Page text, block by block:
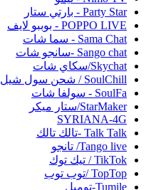
Party Star - بارتي ستار
POPPO LIVE - بوببو لايف
Sama Chat - سما شات
Sango chat -سانجو شات
Skychat/سكاي شات
SoulChill / شحن سول شيل
SoulFa - سولفا شات
StarMaker/ستار ميكر
SYRIANA-4G
Talk Talk -تالك تالك
Tango live/ تانجو
TikTok / تيك توك
TopTop /توب توب
Tumile-توميل